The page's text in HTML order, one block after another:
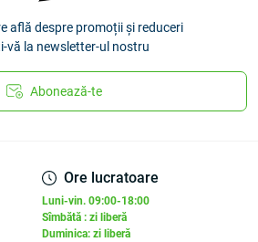
află despre promoții și reduceri
vă la newsletter-ul nostru
Abonează-te
Ore lucratoare
Luni-vin. 09:00-18:00
Sîmbătă : zi liberă
Duminica: zi liberă